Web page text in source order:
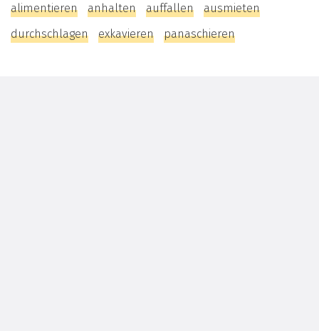
alimentieren
anhalten auffallen
ausmieten
durchschlagen
exkavieren panaschieren